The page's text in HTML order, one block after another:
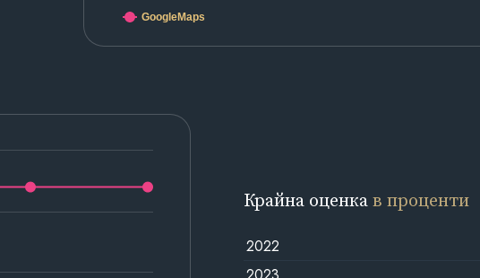
GoogleMaps
Крайна оценкав проценти
2022